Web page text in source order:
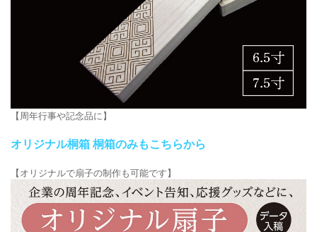
【周年行事や記念品に】
オリジナル桐箱 桐箱のみもこちらから
【オリジナルで扇子の制作も可能です】